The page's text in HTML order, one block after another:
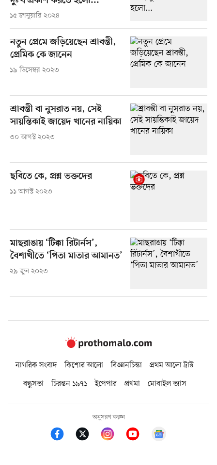
১৫ জানুয়ারি ২০২৪
নতুন প্রেমে জড়িয়েছেন শ্রাবন্তী,
প্রেমিক কে জানেন
১৯ ডিসেম্বর ২০২৩
শ্রাবন্তী বা নুসরাত নয়, সেই
সায়ন্তিকাই জায়েদ খানের নায়িকা
৩০ আগস্ট ২০২৩
ছবিতে কে, প্রশ্ন ভক্তদের
১১ আগস্ট ২০২৩
মাছরাঙায় ‘টিক্কা রিটার্নস’,
বৈশাখীতে ‘পিতা মাতার আমানত’
২৯ জুন ২০২৩
নাগরিক সংবাদ কিশোর আলো বিজ্ঞানচিন্তা
প্রথম আলো ট্রাস্ট
বন্ধুসভা
চিরন্তন ১৯৭১ ইপেপার প্রথমা মোবাইল ভ্যাস
অনুসরণ করুন